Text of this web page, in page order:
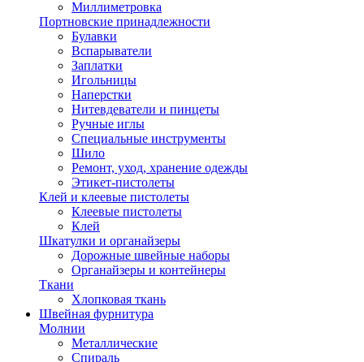
Миллиметровка
Портновские принадлежности
Булавки
Вспарыватели
Заплатки
Игольницы
Наперстки
Нитевдеватели и пинцеты
Ручные иглы
Специальные инструменты
Шило
Ремонт, уход, хранение одежды
Этикет-пистолеты
Клей и клеевые пистолеты
Клеевые пистолеты
Клей
Шкатулки и органайзеры
Дорожные швейные наборы
Органайзеры и контейнеры
Ткани
Хлопковая ткань
Швейная фурнитура
Молнии
Металлические
Спираль